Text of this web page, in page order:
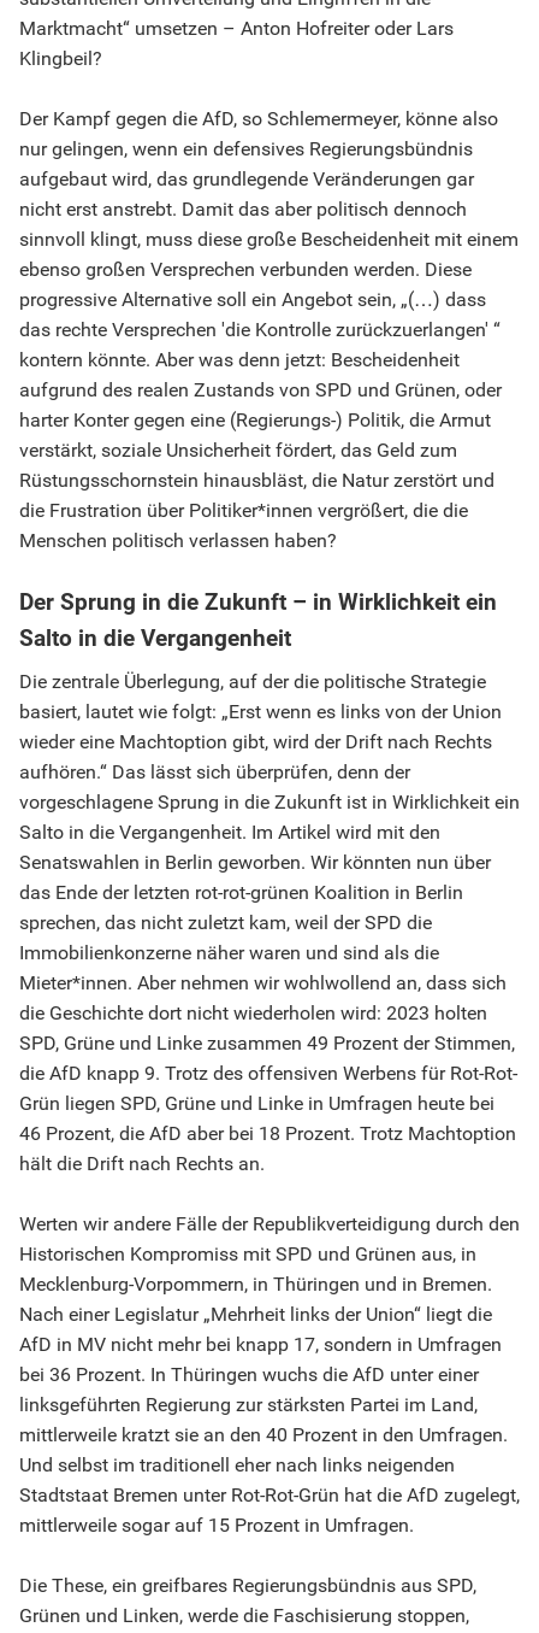
Marktmacht“ umsetzen – Anton Hofreiter oder Lars
Klingbeil?
Der Kampf gegen die AfD, so Schlemermeyer, könne also
nur gelingen, wenn ein defensives Regierungsbündnis
aufgebaut wird, das grundlegende Veränderungen gar
nicht erst anstrebt. Damit das aber politisch dennoch
sinnvoll klingt, muss diese große Bescheidenheit mit einem
ebenso großen Versprechen verbunden werden. Diese
progressive Alternative soll ein Angebot sein, „(…) dass
das rechte Versprechen 'die Kontrolle zurückzuerlangen' “
kontern könnte. Aber was denn jetzt: Bescheidenheit
aufgrund des realen Zustands von SPD und Grünen, oder
harter Konter gegen eine (Regierungs-) Politik, die Armut
verstärkt, soziale Unsicherheit fördert, das Geld zum
Rüstungsschornstein hinausbläst, die Natur zerstört und
die Frustration über Politiker*innen vergrößert, die die
Menschen politisch verlassen haben?
Der Sprung in die Zukunft – in Wirklichkeit ein
Salto in die Vergangenheit
Die zentrale Überlegung, auf der die politische Strategie
basiert, lautet wie folgt: „Erst wenn es links von der Union
wieder eine Machtoption gibt, wird der Drift nach Rechts
aufhören.“ Das lässt sich überprüfen, denn der
vorgeschlagene Sprung in die Zukunft ist in Wirklichkeit ein
Salto in die Vergangenheit. Im Artikel wird mit den
Senatswahlen in Berlin geworben. Wir könnten nun über
das Ende der letzten rot-rot-grünen Koalition in Berlin
sprechen, das nicht zuletzt kam, weil der SPD die
Immobilienkonzerne näher waren und sind als die
Mieter*innen. Aber nehmen wir wohlwollend an, dass sich
die Geschichte dort nicht wiederholen wird: 2023 holten
SPD, Grüne und Linke zusammen 49 Prozent der Stimmen,
die AfD knapp 9. Trotz des offensiven Werbens für Rot-Rot-
Grün liegen SPD, Grüne und Linke in Umfragen heute bei
46 Prozent, die AfD aber bei 18 Prozent. Trotz Machtoption
hält die Drift nach Rechts an.
Werten wir andere Fälle der Republikverteidigung durch den
Historischen Kompromiss mit SPD und Grünen aus, in
Mecklenburg-Vorpommern, in Thüringen und in Bremen.
Nach einer Legislatur „Mehrheit links der Union“ liegt die
AfD in MV nicht mehr bei knapp 17, sondern in Umfragen
bei 36 Prozent. In Thüringen wuchs die AfD unter einer
linksgeführten Regierung zur stärksten Partei im Land,
mittlerweile kratzt sie an den 40 Prozent in den Umfragen.
Und selbst im traditionell eher nach links neigenden
Stadtstaat Bremen unter Rot-Rot-Grün hat die AfD zugelegt,
mittlerweile sogar auf 15 Prozent in Umfragen.
Die These, ein greifbares Regierungsbündnis aus SPD,
Grünen und Linken, werde die Faschisierung stoppen,